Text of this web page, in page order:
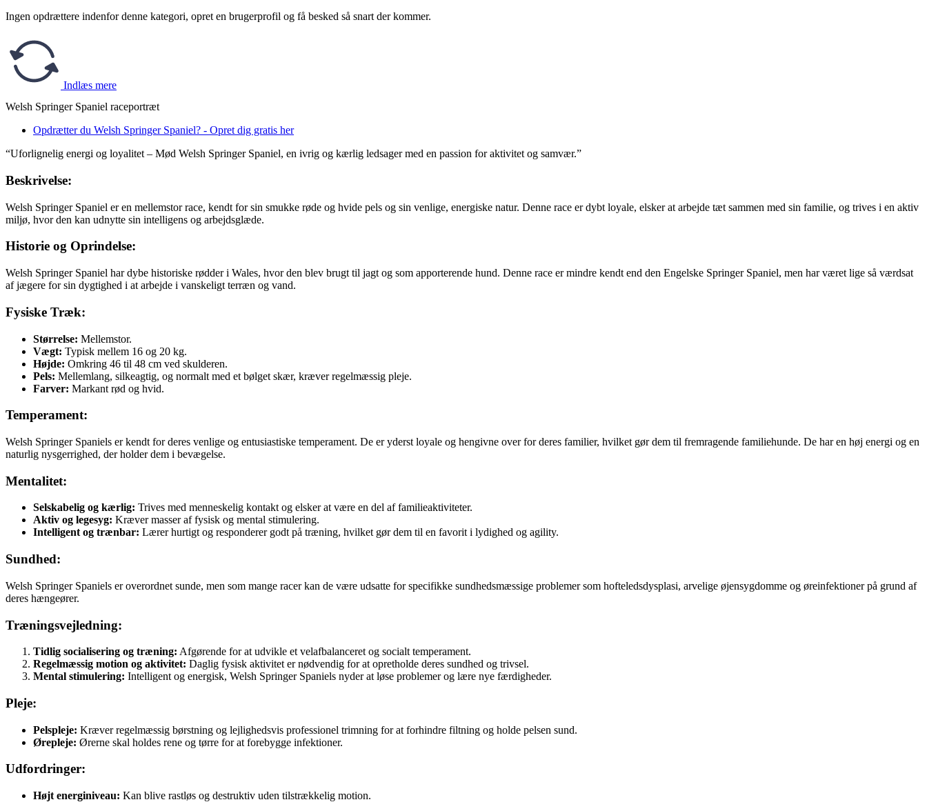
Ingen opdrættere indenfor denne kategori, opret en brugerprofil og få besked så snart der kommer.
Indlæs mere
Welsh Springer Spaniel raceportræt
Opdrætter du Welsh Springer Spaniel? - Opret dig gratis her
“Uforlignelig energi og loyalitet – Mød Welsh Springer Spaniel, en ivrig og kærlig ledsager med en passion for aktivitet og samvær.”
Beskrivelse:
Welsh Springer Spaniel er en mellemstor race, kendt for sin smukke røde og hvide pels og sin venlige, energiske natur. Denne race er dybt loyale, elsker at arbejde tæt sammen med sin familie, og trives i en aktiv
miljø, hvor den kan udnytte sin intelligens og arbejdsglæde.
Historie og Oprindelse:
Welsh Springer Spaniel har dybe historiske rødder i Wales, hvor den blev brugt til jagt og som apporterende hund. Denne race er mindre kendt end den Engelske Springer Spaniel, men har været lige så værdsat
af jægere for sin dygtighed i at arbejde i vanskeligt terræn og vand.
Fysiske Træk:
Størrelse: Mellemstor.
Vægt: Typisk mellem 16 og 20 kg.
Højde: Omkring 46 til 48 cm ved skulderen.
Pels: Mellemlang, silkeagtig, og normalt med et bølget skær, kræver regelmæssig pleje.
Farver: Markant rød og hvid.
Temperament:
Welsh Springer Spaniels er kendt for deres venlige og entusiastiske temperament. De er yderst loyale og hengivne over for deres familier, hvilket gør dem til fremragende familiehunde. De har en høj energi og en
naturlig nysgerrighed, der holder dem i bevægelse.
Mentalitet:
Selskabelig og kærlig: Trives med menneskelig kontakt og elsker at være en del af familieaktiviteter.
Aktiv og legesyg: Kræver masser af fysisk og mental stimulering.
Intelligent og trænbar: Lærer hurtigt og responderer godt på træning, hvilket gør dem til en favorit i lydighed og agility.
Sundhed:
Welsh Springer Spaniels er overordnet sunde, men som mange racer kan de være udsatte for specifikke sundhedsmæssige problemer som hofteledsdysplasi, arvelige øjensygdomme og øreinfektioner på grund af
deres hængeører.
Træningsvejledning:
Tidlig socialisering og træning: Afgørende for at udvikle et velafbalanceret og socialt temperament.
Regelmæssig motion og aktivitet: Daglig fysisk aktivitet er nødvendig for at opretholde deres sundhed og trivsel.
Mental stimulering: Intelligent og energisk, Welsh Springer Spaniels nyder at løse problemer og lære nye færdigheder.
Pleje:
Pelspleje: Kræver regelmæssig børstning og lejlighedsvis professionel trimning for at forhindre filtning og holde pelsen sund.
Ørepleje: Ørerne skal holdes rene og tørre for at forebygge infektioner.
Udfordringer:
Højt energiniveau: Kan blive rastløs og destruktiv uden tilstrækkelig motion.